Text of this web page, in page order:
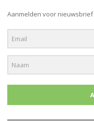
Aanmelden voor nieuwsbrief